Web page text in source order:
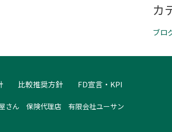
カ
ブロ
比較推奨方針 FD宣言・KPI
さん 保険代理店 有限会社ユーサン